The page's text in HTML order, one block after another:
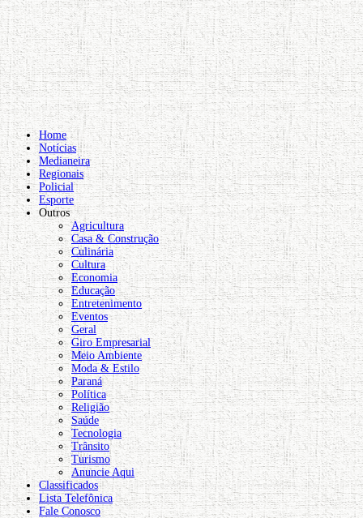
Home
Notícias
Medianeira
Regionais
Policial
Esporte
Outros
Agricultura
Casa & Construção
Culinária
Cultura
Economia
Educação
Entretenimento
Eventos
Geral
Giro Empresarial
Meio Ambiente
Moda & Estilo
Paraná
Política
Religião
Saúde
Tecnologia
Trânsito
Turismo
Anuncie Aqui
Classificados
Lista Telefônica
Fale Conosco